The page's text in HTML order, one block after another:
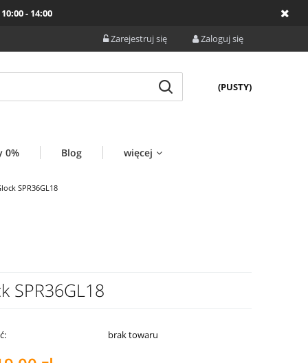
10:00 - 14:00
Zarejestruj się Zaloguj się
(PUSTY)
0% Blog więcej
SPR36GL18
SPR36GL18
brak towaru